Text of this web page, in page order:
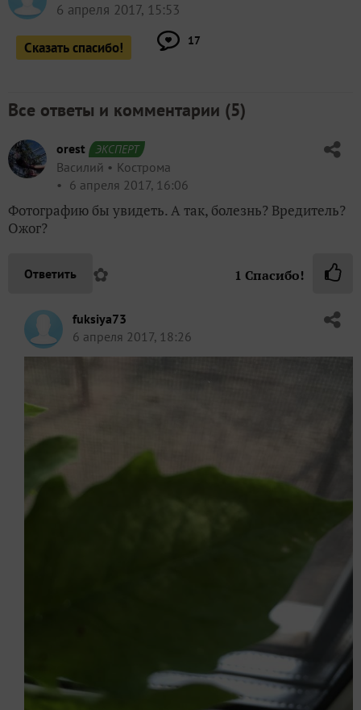
6 апреля 2017, 15:53
Сказать спасибо! 17
Все ответы и комментарии (5)
orest ЭКСПЕРТ
Василий
Кострома
6 апреля 2017, 16:06
Фотографию бы увидеть. А так, болезнь? Вредитель?
Ожог?
Ответить ✿ 1 Спасибо!
fuksiya73
6 апреля 2017, 18:26